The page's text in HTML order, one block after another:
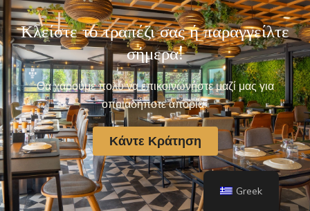
Κλείστε το τραπέζι σας ή παραγγείλτε
σήμερα!
Θα χαρούμε πολύ να επικοινωνήστε μαζί μας για
οποιαδήποτε απορία.
Κάντε Κράτηση
Greek